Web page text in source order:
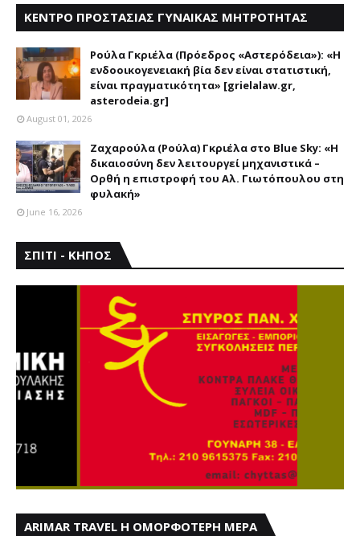
ΚΕΝΤΡΟ ΠΡΟΣΤΑΣΙΑΣ ΓΥΝΑΙΚΑΣ ΜΗΤΡΟΤΗΤΑΣ
Ρούλα Γκριέλα (Πρόεδρος «Αστερόδεια»): «Η
ενδοοικογενειακή βία δεν είναι στατιστική,
είναι πραγματικότητα» [grielalaw.gr,
asterodeia.gr]
August 01, 2026
Ζαχαρούλα (Ρούλα) Γκριέλα στο Blue Sky: «Η
δικαιοσύνη δεν λειτουργεί μηχανιστικά –
Ορθή η επιστροφή του Αλ. Γιωτόπουλου στη
φυλακή»
June 16, 2026
ΣΠΙΤΙ - ΚΗΠΟΣ
ARIMAR TRAVEL Η ΟΜΟΡΦΟΤΕΡΗ ΜΕΡΑ